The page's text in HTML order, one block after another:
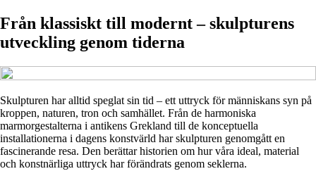
Från klassiskt till modernt – skulpturens
utveckling genom tiderna
Skulpturen har alltid speglat sin tid – ett uttryck för människans syn på
kroppen, naturen, tron och samhället. Från de harmoniska
marmorgestalterna i antikens Grekland till de konceptuella
installationerna i dagens konstvärld har skulpturen genomgått en
fascinerande resa. Den berättar historien om hur våra ideal, material
och konstnärliga uttryck har förändrats genom seklerna.